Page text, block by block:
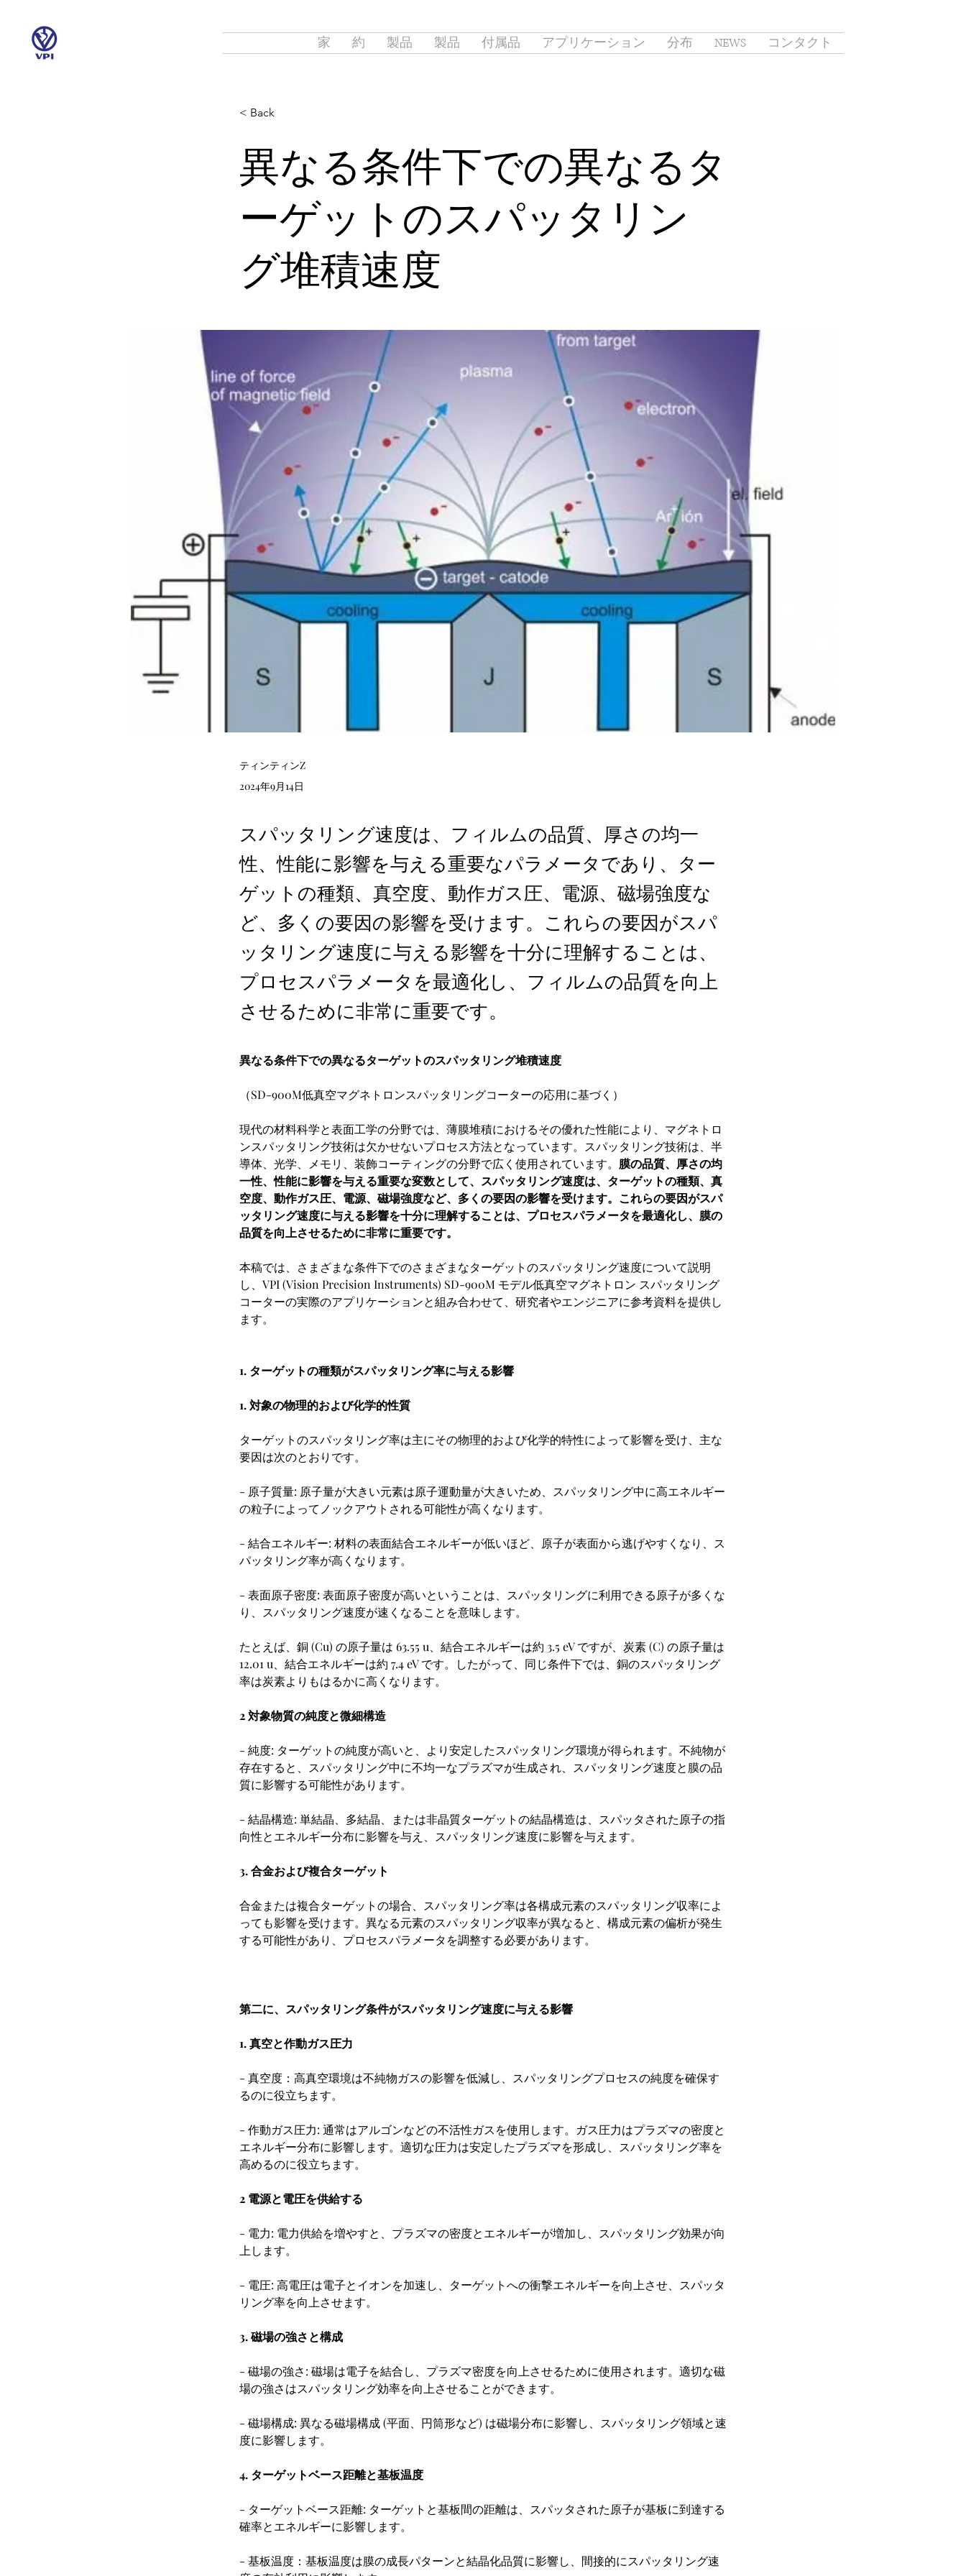
家 約 製品 製品 付属品 アプリケーション 分布 NEWS コンタクト
< Back
異なる条件下での異なるタ
ーゲットのスパッタリン
グ堆積速度
ティンティンZ
2024年9月14日
スパッタリング速度は、フィルムの品質、厚さの均一
性、性能に影響を与える重要なパラメータであり、ター
ゲットの種類、真空度、動作ガス圧、電源、磁場強度な
ど、多くの要因の影響を受けます。これらの要因がスパ
ッタリング速度に与える影響を十分に理解することは、
プロセスパラメータを最適化し、フィルムの品質を向上
させるために非常に重要です。
異なる条件下での異なるターゲットのスパッタリング堆積速度
（SD-900M低真空マグネトロンスパッタリングコーターの応用に基づく）
現代の材料科学と表面工学の分野では、薄膜堆積におけるその優れた性能により、マグネトロ
ンスパッタリング技術は欠かせないプロセス方法となっています。スパッタリング技術は、半
導体、光学、メモリ、装飾コーティングの分野で広く使用されています。 膜の品質、厚さの均
一性、性能に影響を与える重要な変数として、スパッタリング速度は、ターゲットの種類、真
空度、動作ガス圧、電源、磁場強度など、多くの要因の影響を受けます。これらの要因がスパ
ッタリング速度に与える影響を十分に理解することは、プロセスパラメータを最適化し、膜の
品質を向上させるために非常に重要です。
本稿では、さまざまな条件下でのさまざまなターゲットのスパッタリング速度について説明
し、VPI (Vision Precision Instruments) SD-900M モデル低真空マグネトロン スパッタリング
コーターの実際のアプリケーションと組み合わせて、研究者やエンジニアに参考資料を提供し
ます。
1. ターゲットの種類がスパッタリング率に与える影響
1. 対象の物理的および化学的性質
ターゲットのスパッタリング率は主にその物理的および化学的特性によって影響を受け、主な
要因は次のとおりです。
- 原子質量: 原子量が大きい元素は原子運動量が大きいため、スパッタリング中に高エネルギー
の粒子によってノックアウトされる可能性が高くなります。
- 結合エネルギー: 材料の表面結合エネルギーが低いほど、原子が表面から逃げやすくなり、ス
パッタリング率が高くなります。
- 表面原子密度: 表面原子密度が高いということは、スパッタリングに利用できる原子が多くな
り、スパッタリング速度が速くなることを意味します。
たとえば、銅 (Cu) の原子量は 63.55 u、結合エネルギーは約 3.5 eV ですが、炭素 (C) の原子量は
12.01 u、結合エネルギーは約 7.4 eV です。したがって、同じ条件下では、銅のスパッタリング
率は炭素よりもはるかに高くなります。
2 対象物質の純度と微細構造
- 純度: ターゲットの純度が高いと、より安定したスパッタリング環境が得られます。不純物が
存在すると、スパッタリング中に不均一なプラズマが生成され、スパッタリング速度と膜の品
質に影響する可能性があります。
- 結晶構造: 単結晶、多結晶、または非晶質ターゲットの結晶構造は、スパッタされた原子の指
向性とエネルギー分布に影響を与え、スパッタリング速度に影響を与えます。
3. 合金および複合ターゲット
合金または複合ターゲットの場合、スパッタリング率は各構成元素のスパッタリング収率によ
っても影響を受けます。異なる元素のスパッタリング収率が異なると、構成元素の偏析が発生
する可能性があり、プロセスパラメータを調整する必要があります。
第二に、スパッタリング条件がスパッタリング速度に与える影響
1. 真空と作動ガス圧力
- 真空度：高真空環境は不純物ガスの影響を低減し、スパッタリングプロセスの純度を確保す
るのに役立ちます。
- 作動ガス圧力: 通常はアルゴンなどの不活性ガスを使用します。ガス圧力はプラズマの密度と
エネルギー分布に影響します。適切な圧力は安定したプラズマを形成し、スパッタリング率を
高めるのに役立ちます。
2 電源と電圧を供給する
- 電力: 電力供給を増やすと、プラズマの密度とエネルギーが増加し、スパッタリング効果が向
上します。
- 電圧: 高電圧は電子とイオンを加速し、ターゲットへの衝撃エネルギーを向上させ、スパッタ
リング率を向上させます。
3. 磁場の強さと構成
- 磁場の強さ: 磁場は電子を結合し、プラズマ密度を向上させるために使用されます。適切な磁
場の強さはスパッタリング効率を向上させることができます。
- 磁場構成: 異なる磁場構成 (平面、円筒形など) は磁場分布に影響し、スパッタリング領域と速
度に影響します。
4. ターゲットベース距離と基板温度
- ターゲットベース距離: ターゲットと基板間の距離は、スパッタされた原子が基板に到達する
確率とエネルギーに影響します。
- 基板温度：基板温度は膜の成長パターンと結晶化品質に影響し、間接的にスパッタリング速